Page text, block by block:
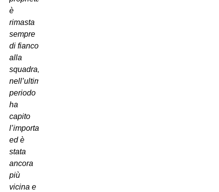
è
rimasta
sempre
di fianco
alla
squadra,
nell’ultimo
periodo
ha
capito
l’importanza
ed è
stata
ancora
più
vicina e